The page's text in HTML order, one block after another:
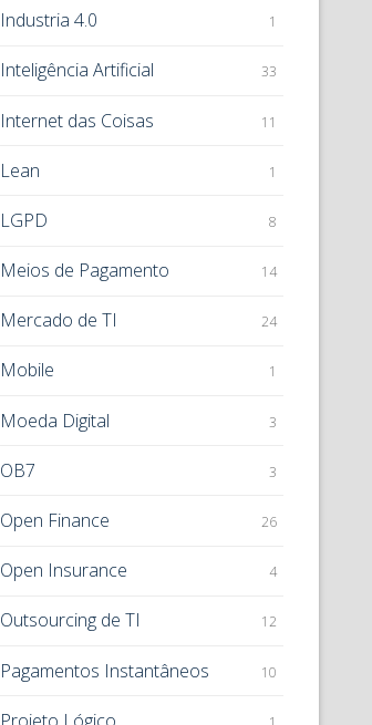
Industria 4.0 1
Inteligência Artificial 33
Internet das Coisas 11
Lean 1
LGPD 8
Meios de Pagamento 14
Mercado de TI 24
Mobile 1
Moeda Digital 3
OB7 3
Open Finance 26
Open Insurance 4
Outsourcing de TI 12
Pagamentos Instantâneos 10